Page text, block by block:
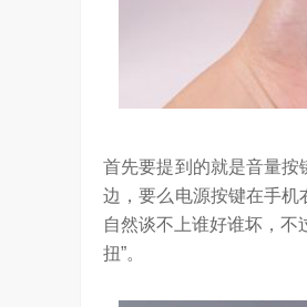
首先要提到的就是音量按
边，要么电源按键在手
自然谈不上谁好谁坏，不
扭”。
，体现了海信在变频技术上
Google首席科